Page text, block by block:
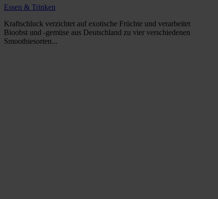
Essen & Trinken
Kraftschluck verzichtet auf exotische Früchte und verarbeitet
Bioobst und -gemüse aus Deutschland zu vier verschiedenen
Smoothiesorten...